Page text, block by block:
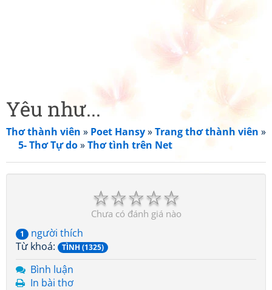
Yêu như...
Thơ thành viên » Poet Hansy»Trang thơ thành viên »
5- Thơ Tự do»Thơ tình trên Net
☆
☆
☆
☆
☆
Chưa có đánh giá nào
1
người thích
Từ khoá:
TÌNH (1325)
Bình luận
In bài thơ